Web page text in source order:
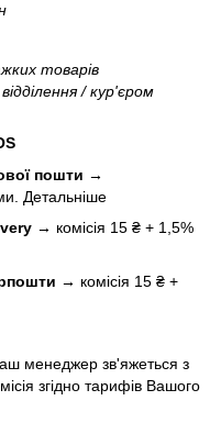
товарів
/ кур'єром
пошти →
Детальніше
→ комісія 15 ₴ + 1,5%
→ комісія 15 ₴ +
менеджер зв'яжеться з
згідно тарифів Вашого